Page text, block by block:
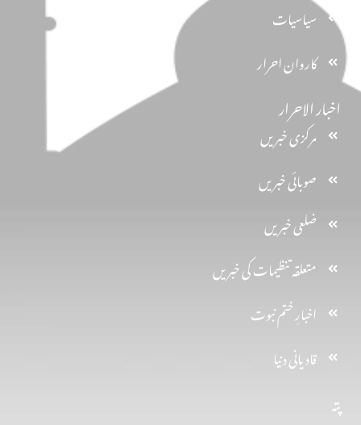
پتہ
اخبار الاحرار
مرکزی خبریں
صوبائی خبریں
ضلعی خبریں
متعلقہ تنظیمات کی خبریں
اخبارِ ختم نبوت
قادیانی دنیا
سیاسیات
کاروان احرار